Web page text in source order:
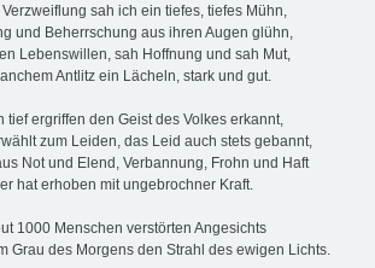
sah ich ein tiefes, tiefes Mühn,
und Beherrschung aus ihren Augen glühn,
Lebenswillen, sah Hoffnung und sah Mut,
Antlitz ein Lächeln, stark und gut.
tief ergriffen den Geist des Volkes erkannt,
zum Leiden, das Leid auch stets gebannt,
Not und Elend, Verbannung, Frohn und Haft
hat erhoben mit ungebrochner Kraft.
1000 Menschen verstörten Angesichts
Grau des Morgens den Strahl des ewigen Lichts.